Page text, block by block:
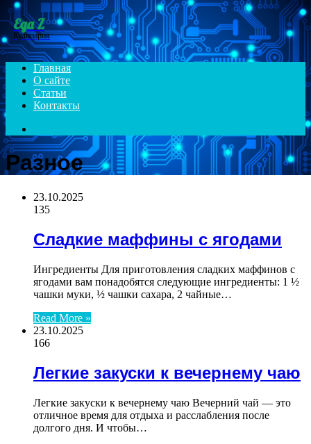
Menu
Еда Z
Кулинария
Главная
О сайте
Статьи
Контакты
for
Разное
23.10.2025
135
Сладкие маффины с ягодами
Ингредиенты Для приготовления сладких маффинов с
ягодами вам понадобятся следующие ингредиенты: 1 ½
чашки муки, ½ чашки сахара, 2 чайные…
Read More »
23.10.2025
166
Легкие закуски к вечернему чаю
Легкие закуски к вечернему чаю Вечерний чай — это
отличное время для отдыха и расслабления после
долгого дня. И чтобы…